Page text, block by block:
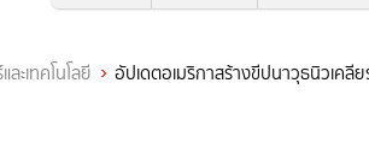
ะเทคโนโลยี อัปเดตอเมริกาสร้างขีปนาวุธนิวเคลี